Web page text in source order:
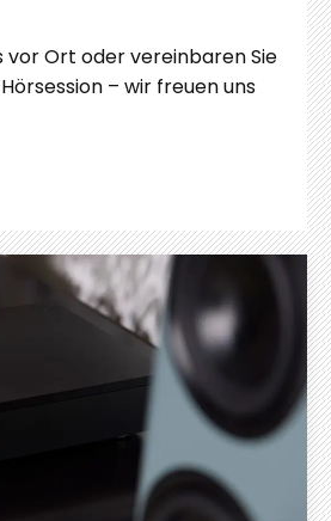
vor Ort oder vereinbaren Sie
– wir freuen uns